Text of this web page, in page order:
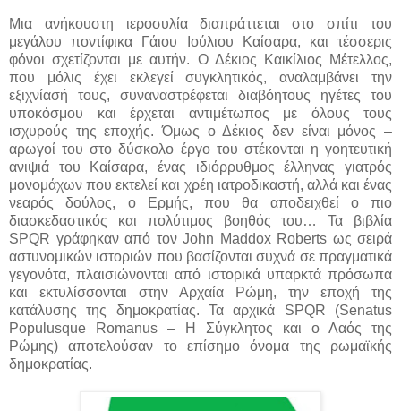
Μια ανήκουστη ιεροσυλία διαπράττεται στο σπίτι του
μεγάλου ποντίφικα Γάιου Ιούλιου Καίσαρα, και τέσσερις
φόνοι σχετίζονται με αυτήν. Ο Δέκιος Καικίλιος Μέτελλος,
που μόλις έχει εκλεγεί συγκλητικός, αναλαμβάνει την
εξιχνίασή τους, συναναστρέφεται διαβόητους ηγέτες του
υποκόσμου και έρχεται αντιμέτωπος με όλους τους
ισχυρούς της εποχής. Όμως ο Δέκιος δεν είναι μόνος –
αρωγοί του στο δύσκολο έργο του στέκονται η γοητευτική
ανιψιά του Καίσαρα, ένας ιδιόρρυθμος έλληνας γιατρός
μονομάχων που εκτελεί και χρέη ιατροδικαστή, αλλά και ένας
νεαρός δούλος, ο Ερμής, που θα αποδειχθεί ο πιο
διασκεδαστικός και πολύτιμος βοηθός του… Τα βιβλία
SPQR γράφηκαν από τον John Maddox Roberts ως σειρά
αστυνομικών ιστοριών που βασίζονται συχνά σε πραγματικά
γεγονότα, πλαισιώνονται από ιστορικά υπαρκτά πρόσωπα
και εκτυλίσσονται στην Αρχαία Ρώμη, την εποχή της
κατάλυσης της δημοκρατίας. Τα αρχικά SPQR (Senatus
Populusque Romanus – Η Σύγκλητος και ο Λαός της
Ρώμης) αποτελούσαν το επίσημο όνομα της ρωμαϊκής
δημοκρατίας.